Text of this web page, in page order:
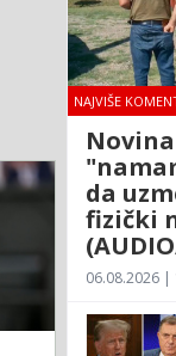
NAJVIŠE
da
fizički
06.08.2026 |